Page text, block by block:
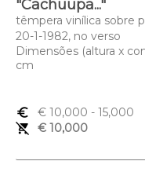
"Cachuupa..."
têmpera vinílica sobre
20-1-1982, no verso
Dimensões (altura x
cm
euro_symbol € 10,000 - 15,000
remove_shopping_cart
€ 10,000